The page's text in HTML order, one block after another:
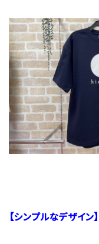
【シンプルなデザイン】